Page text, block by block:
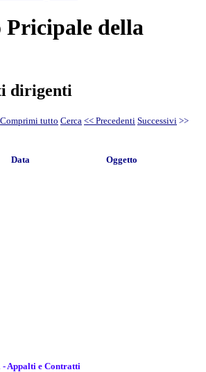
Pricipale della
dirigenti
Comprimi tutto Cerca << Precedenti Successivi >>
Data Oggetto
Appalti e Contratti